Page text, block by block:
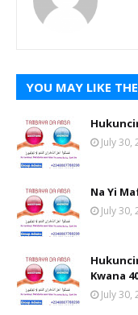
YOU MAY LIKE
July 30,
Na Yi
July 30,
Kwana
July 30,